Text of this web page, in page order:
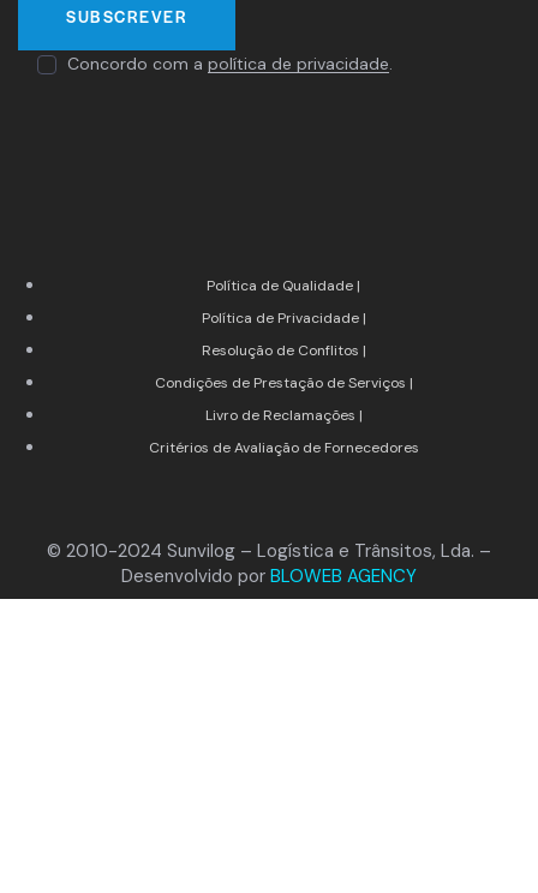
Concordo com apolítica de privacidade.
Política de Qualidade |
Política de Privacidade |
Resolução de Conflitos |
Condições de Prestação de Serviços |
Livro de Reclamações |
Critérios de Avaliação de Fornecedores
© 2010-2024 Sunvilog – Logística e Trânsitos, Lda. –
Desenvolvido por BLOWEB AGENCY